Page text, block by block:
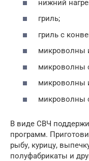
нижний
гриль;
гриль с
микроволны
микроволны
микроволны
микроволны
В виде СВЧ
программ.
рыбу, курицу,
полуфабрикаты и